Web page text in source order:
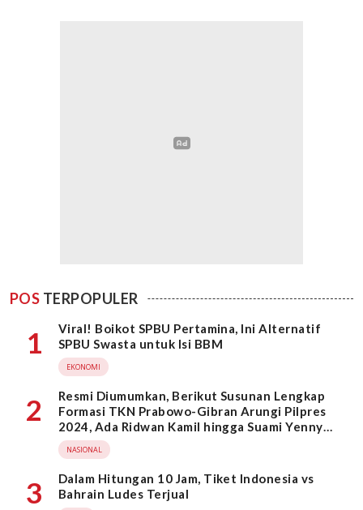
POS TERPOPULER
1
Viral! Boikot SPBU Pertamina, Ini Alternatif
SPBU Swasta untuk Isi BBM
EKONOMI
2
Resmi Diumumkan, Berikut Susunan Lengkap
Formasi TKN Prabowo-Gibran Arungi Pilpres
2024, Ada Ridwan Kamil hingga Suami Yenny
Wahid
NASIONAL
3
Dalam Hitungan 10 Jam, Tiket Indonesia vs
Bahrain Ludes Terjual